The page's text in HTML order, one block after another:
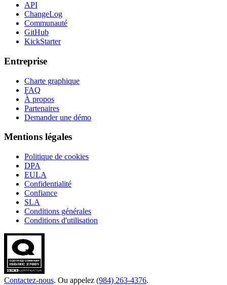
API
ChangeLog
Communauté
GitHub
KickStarter
Entreprise
Charte graphique
FAQ
À propos
Partenaires
Demander une démo
Mentions légales
Politique de cookies
DPA
EULA
Confidentialité
Confiance
SLA
Conditions générales
Conditions d'utilisation
Contactez-nous. Ou appelez (984) 263-4376.